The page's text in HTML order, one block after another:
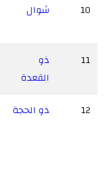
10 شوال
11
ذو
القعدة
12 ذو الحجة